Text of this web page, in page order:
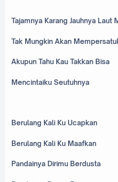
Tajamnya Karang Jauhnya Laut
Tak Mungkin Akan
Akupun Tahu Kau Takkan Bisa
Mencintaiku Seutuhnya
Berulang Kali Ku Ucapkan
Berulang Kali Ku Maafkan
Pandainya Dirimu Berdusta